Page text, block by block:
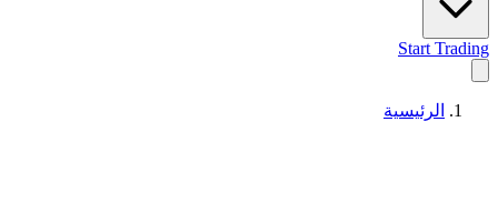
Start Trading
الرئيسية